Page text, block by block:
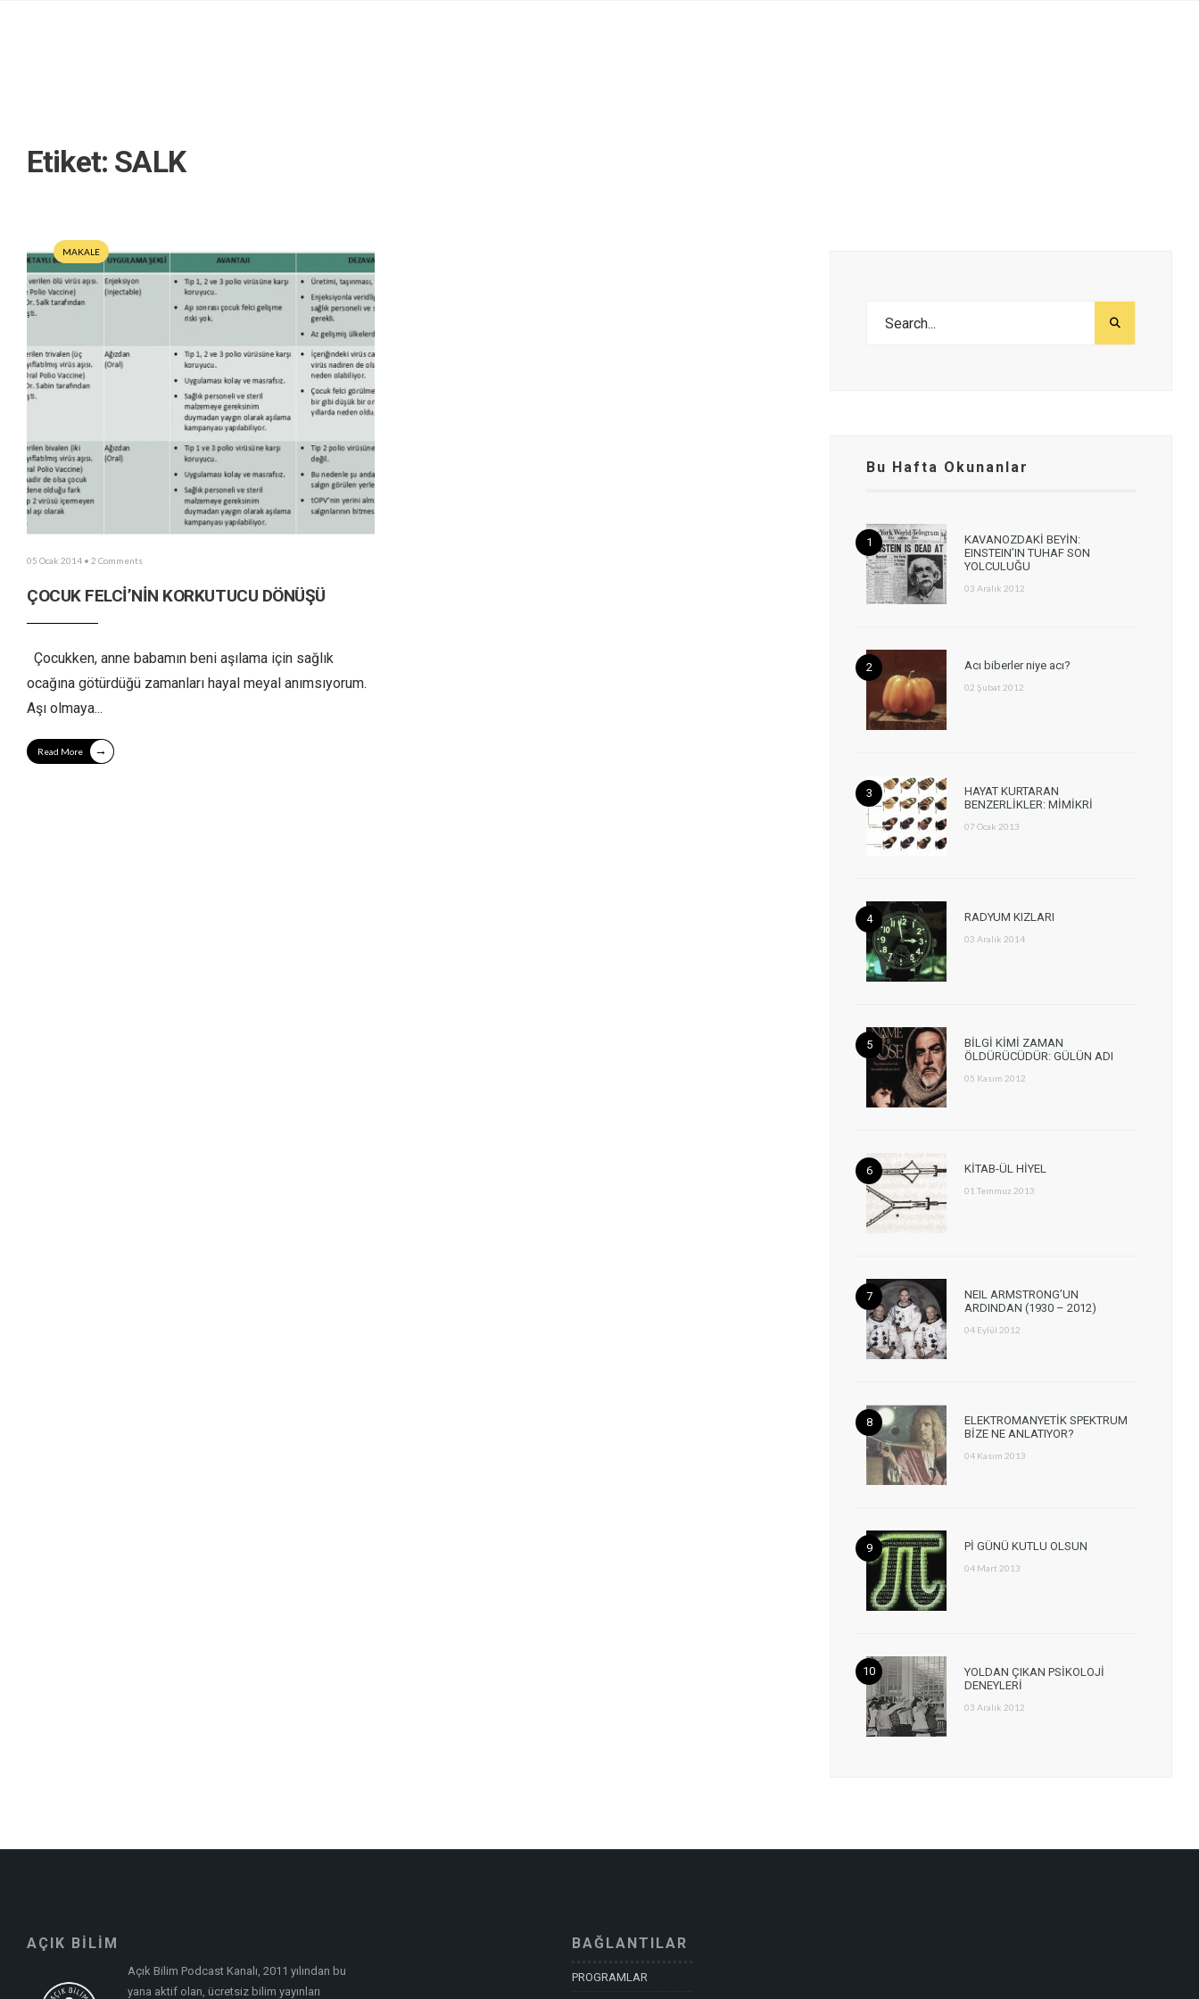
Etiket: SALK
MAKALE
05 Ocak 2014 • 2 Comments
ÇOCUK FELCİ’NİN KORKUTUCU DÖNÜŞÜ
Çocukken, anne babamın beni aşılama için sağlık
ocağına götürdüğü zamanları hayal meyal anımsıyorum.
Aşı olmaya...
Read More →
Bu Hafta Okunanlar
KAVANOZDAKİ BEYİN:
EINSTEIN’IN TUHAF SON
YOLCULUĞU
03 Aralık 2012
Acı biberler niye acı?
02 Şubat 2012
HAYAT KURTARAN
BENZERLİKLER: MİMİKRİ
07 Ocak 2013
RADYUM KIZLARI
03 Aralık 2014
BİLGİ KİMİ ZAMAN
ÖLDÜRÜCÜDÜR: GÜLÜN ADI
05 Kasım 2012
KİTAB-ÜL HİYEL
01 Temmuz 2013
NEIL ARMSTRONG’UN
ARDINDAN (1930 – 2012)
04 Eylül 2012
ELEKTROMANYETİK SPEKTRUM
BİZE NE ANLATIYOR?
04 Kasım 2013
Pİ GÜNÜ KUTLU OLSUN
04 Mart 2013
YOLDAN ÇIKAN PSİKOLOJİ
DENEYLERİ
03 Aralık 2012
AÇIK BİLİM
Açık Bilim Podcast Kanalı, 2011 yılından bu
yana aktif olan, ücretsiz bilim yayınları
BAĞLANTILAR
PROGRAMLAR